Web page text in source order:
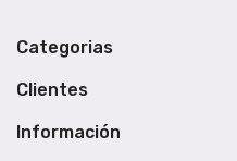
Categorias
Clientes
Información